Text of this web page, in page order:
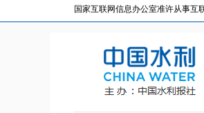
国家互联网信息办公室准许从事互